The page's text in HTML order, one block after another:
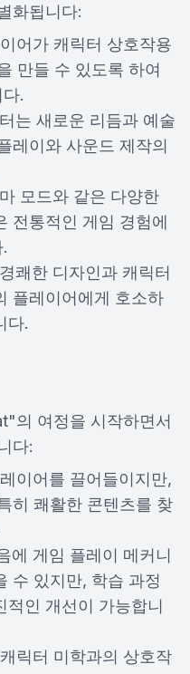
화됩니다:
어가 캐릭터 상호작용
만들 수 있도록 하여
.
는 새로운 리듬과 예술
레이와 사운드 제작의
모드와 같은 다양한
전통적인 게임 경험에
쾌한 디자인과 캐릭터
플레이어에게 호소하
다.
의 여정을 시작하면서
다:
이어를 끌어들이지만,
히 쾌활한 콘텐츠를 찾
에 게임 플레이 메커니
수 있지만, 학습 과정
적인 개선이 가능합니
릭터 미학과의 상호작